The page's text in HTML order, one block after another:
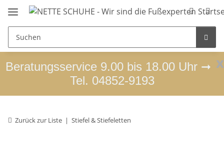
x
Beratungsservice 9.00 bis 18.00 Uhr ➞
Tel. 04852-9193
Zurück zur Liste Stiefel & Stiefeletten